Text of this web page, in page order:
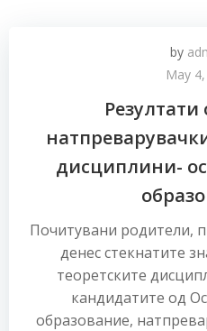
by
May
дисциплини-
Почитувани родители,
денес стекнатите
теоретските
кандидатите од
образование,